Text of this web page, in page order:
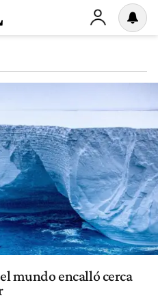
mundo encalló cerca